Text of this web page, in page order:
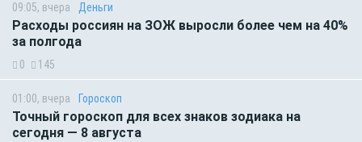
09:05, вчера Деньги
Расходы россиян на ЗОЖ выросли более чем на 40%
за полгода
0 145
01:00, вчера Гороскоп
Точный гороскоп для всех знаков зодиака на
сегодня — 8 августа